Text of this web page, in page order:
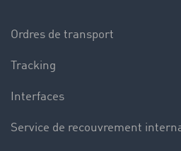
Ordres de transport
Tracking
Interfaces
Service de recouvrement